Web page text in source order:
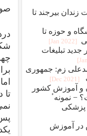
تا
بیرجند تا
و حوزه تا
[2022 Jan]
تبلیغات
زم: جمهوری
[2021 Dec]
و آموزش کشور
− نمونهٴ
پزشکی
در آموزش